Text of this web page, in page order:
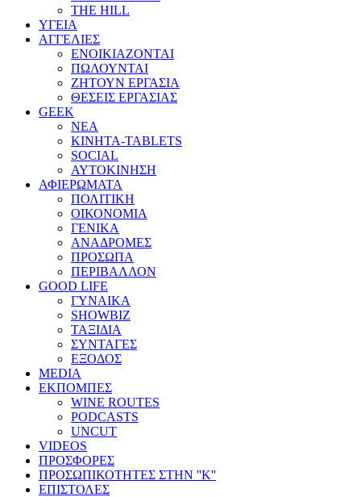
THE HILL
ΥΓΕΙΑ
ΑΓΓΕΛΙΕΣ
ΕΝΟΙΚΙΑΖΟΝΤΑΙ
ΠΩΛΟΥΝΤΑΙ
ΖΗΤΟΥΝ ΕΡΓΑΣΙΑ
ΘΕΣΕΙΣ ΕΡΓΑΣΙΑΣ
GEEK
ΝΕΑ
ΚΙΝΗΤΑ-TABLETS
SOCIAL
ΑΥΤΟΚΙΝΗΣΗ
ΑΦΙΕΡΩΜΑΤΑ
ΠΟΛΙΤΙΚΗ
ΟΙΚΟΝΟΜΙΑ
ΓΕΝΙΚΑ
ΑΝΑΔΡΟΜΕΣ
ΠΡΟΣΩΠΑ
ΠΕΡΙΒΑΛΛΟΝ
GOOD LIFE
ΓΥΝΑΙΚΑ
SHOWBIZ
ΤΑΞΙΔΙΑ
ΣΥΝΤΑΓΕΣ
ΕΞΟΔΟΣ
MEDIA
ΕΚΠΟΜΠΕΣ
WINE ROUTES
PODCASTS
UNCUT
VIDEOS
ΠΡΟΣΦΟΡΕΣ
ΠΡΟΣΩΠΙΚΟΤΗΤΕΣ ΣΤΗΝ ''Κ''
ΕΠΙΣΤΟΛΕΣ